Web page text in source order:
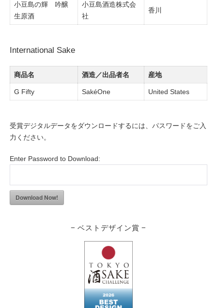
小豆島の輝 吟醸
生原酒
小豆島酒造株式会
社
香川
International Sake
商品名 酒造／出品者名 産地
G Fifty SakéOne United States
受賞デジタルデータをダウンロードするには、パスワードをご入
力ください。
Enter Password to Download:
Download Now!
− ベストデザイン賞 −